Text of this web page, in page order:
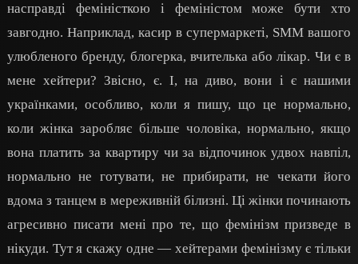
насправді феміністкою і феміністом може бути хто
завгодно. Наприклад, касир в супермаркеті, SMM вашого
улюбленого бренду, блогерка, вчителька або лікар. Чи є в
мене хейтери? Звісно, є. І, на диво, вони і є нашими
українками, особливо, коли я пишу, що це нормально,
коли жінка заробляє більше чоловіка, нормально, якщо
вона платить за квартиру чи за відпочинок удвох навпіл,
нормально не готувати, не прибирати, не чекати його
вдома з танцем в мереживній білизні. Ці жінки починають
агресивно писати мені про те, що фемінізм призведе в
нікуди. Тут я скажу одне — хейтерами фемінізму є тільки